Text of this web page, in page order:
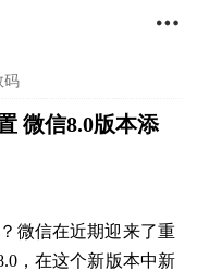

码
微信8.0版本添
微信在近期迎来了重
，在这个新版本中新